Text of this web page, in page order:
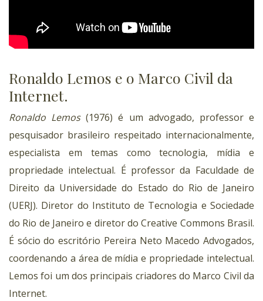
Ronaldo Lemos e o Marco Civil da
Internet.
Ronaldo Lemos(1976) é um advogado, professor e
pesquisador brasileiro respeitado internacionalmente,
especialista em temas como tecnologia, mídia e
propriedade intelectual. É professor da Faculdade de
Direito da Universidade do Estado do Rio de Janeiro
(UERJ). Diretor do Instituto de Tecnologia e Sociedade
do Rio de Janeiro e diretor do Creative Commons Brasil.
É sócio do escritório Pereira Neto Macedo Advogados,
coordenando a área de mídia e propriedade intelectual.
Lemos foi um dos principais criadores do Marco Civil da
Internet.